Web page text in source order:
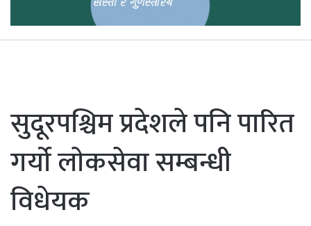
सुदूरपश्चिम प्रदेशले पनि पारित
गर्याे लाेकसेवा सम्बन्धी
विधेयक